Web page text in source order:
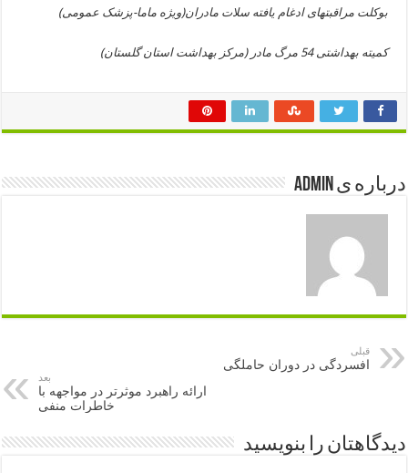
بوکلت مراقبتهای ادغام یافته سلات مادران(ویژه ماما-پزشک عمومی)
کمیته بهداشتی 54 مرگ مادر (مرکز بهداشت استان گلستان)
درباره ی admin
قبلی
افسردگی در دوران حاملگی
بعد
ارائه راهبرد موثرتر در مواجهه با
خاطرات منفی
دیدگاهتان را بنویسید